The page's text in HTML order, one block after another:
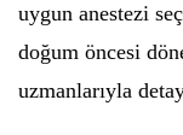
uygun anestezi
doğum öncesi
uzmanlarıyla